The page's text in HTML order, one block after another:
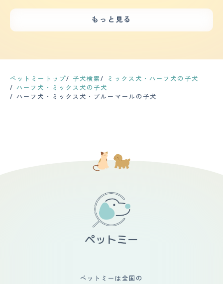
しでも減らしてほしいです。
小型犬にありがちなキャンキャン声ではない。夜中に物音
や気配に反応して鳴かれると、やはりうるさくて眠ってい
は姪っ子の飼い犬で、姪っ子が地方の大学に進学して一人
った。子犬の頃から知っていた犬。子犬の時の可愛さは格
別で、成犬になった今でも小さくて可愛くて(特に歩きか
たがよちよちしててかわいい。噛み癖があるのと、トイレ
運動を行っているといえる。 【毛の手入れ・シャンプー
回数】 毛の長さはふわふわな長さで、質感（触り心地）
シャンプーの頻度と同様で2か月に一回程度行っている。
【総評】 この犬種の好きなところ、気に入っているとこ
ろはとても甘えん坊であること、人形のように毛並みがふ
してしまったことである。迎え入れの前後で不安だったこ
とは、家族の中に犬があまり好きではないものがいたので
なじむことができるかどうかが不安であった。結果受け入
ことが増えたことや、家族の雰囲気が明るくなったこと、
会話が増えたことがあげられる。普段からあまり運動しな
かったところから散歩を通して外に出るようになったり、
会話の内容の一つとしてペットの話題があることで明る
く、会話を楽しむことができている。
ゃの人形にもビビっています。とくにインターホンが鳴る
とずっと吠えています。 【健康・寿命】 とくになんの問
を壊してしまい下痢をしてしまいます。過去に病気などは
の元気の無さ過去1でした。 【運動の頻度】 すごく運動す
るワンちゃんです。とにかく外が好きで散歩に行きたいと
ずっと吠えています。旦那が仕事に行く時も自分が行ける
んのパックもしてくださりとてもサラサラで帰ってきてく
れます。爪のケアもしてくださるのでそこのお店には本当
のが大変になります。人を家にあまり招待できなくなりま
れでワンちゃんを購入しました。そして4人暮らしなのに
すごく狭いアパートに住んでいて紙タバコをずっと吸って
いて汚いお家だったので引っ越してワンちゃんも住めるア
パートにしましたし、紙タバコを止めることもできまし
かげで旦那との喧嘩もなくなり家族みんな仲良くやってい
もっと見る
ペットミートップ 子犬検索
ミックス犬・ハーフ犬の子犬
ハーフ犬・ミックス犬の子犬
ハーフ犬・ミックス犬・ブルーマールの子犬
ペットミーは全国の